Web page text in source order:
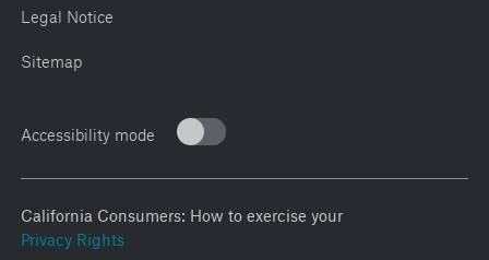
Legal Notice
Sitemap
Accessibility mode
California Consumers: How to exercise your
Privacy Rights